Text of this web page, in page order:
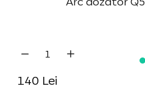
140 Lei